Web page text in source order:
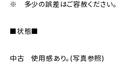
※ 多少の誤差はご容赦ください。
■状態■
中古 使用感あり。(写真参照)